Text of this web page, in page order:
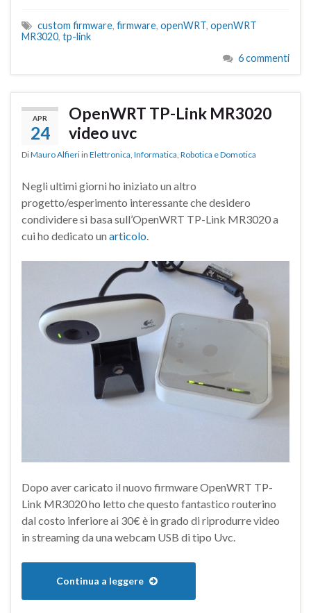
custom firmware, firmware, openWRT, openWRT
MR3020, tp-link
6 commenti
APR
24
OpenWRT TP-Link MR3020
video uvc
DiMauro Alfieri in Elettronica, Informatica, Robotica e Domotica
Negli ultimi giorni ho iniziato un altro
progetto/esperimento interessante che desidero
condividere si basa sull’OpenWRT TP-Link MR3020 a
cui ho dedicato un articolo.
Dopo aver caricato il nuovo firmware OpenWRT TP-
Link MR3020 ho letto che questo fantastico routerino
dal costo inferiore ai 30€ è in grado di riprodurre video
in streaming da una webcam USB di tipo Uvc.
Continua a leggere